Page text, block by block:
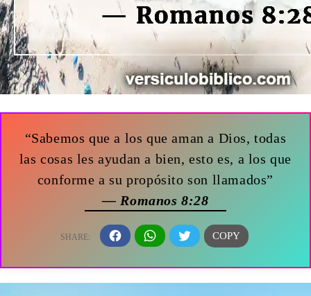
“Sabemos que a los que aman a Dios, todas
las cosas les ayudan a bien, esto es, a los que
conforme a su propósito son llamados”
— Romanos 8:28